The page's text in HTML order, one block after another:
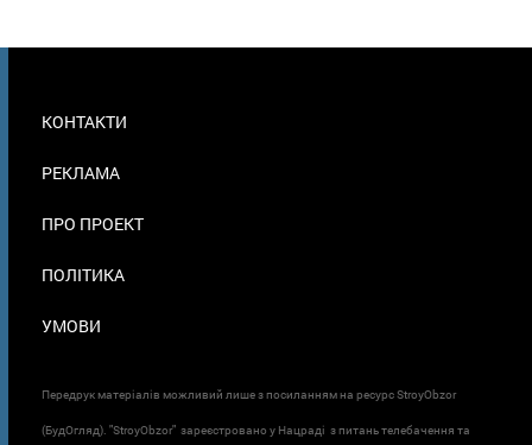
В
КОНТАКТИ
РЕКЛАМА
ПРО ПРОЕКТ
ПОЛІТИКА
УМОВИ
Передрук матеріалів можливий лише з посиланням на ресурс StroyObzor
(БудОгляд). "StroyObzor" зареєстровано у Нацраді з питань телебачення та